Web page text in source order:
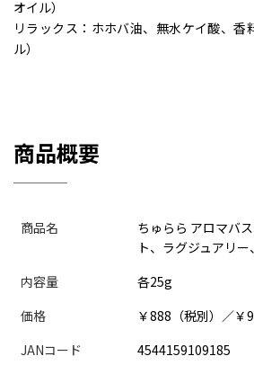
オイル）
リラックス：ホホバ油、無水ケイ酸、香
ル）
商品概要
商品名
ちゅらら アロマバ
ト、ラグジュアリー
内容量
各25g
価格
￥888（税別）／￥
JANコード
4544159109185